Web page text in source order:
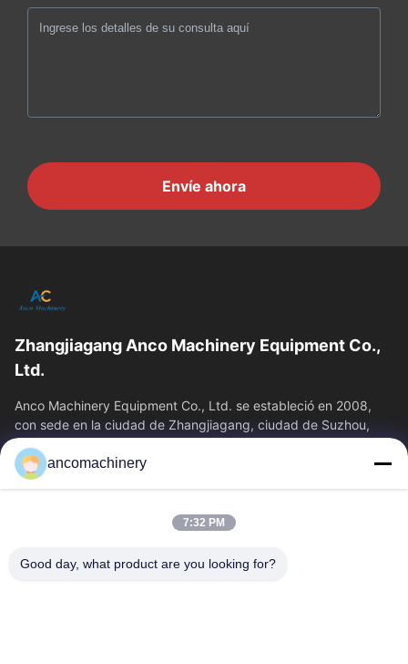
Envíe ahora
Zhangjiagang Anco Machinery Equipment Co.,
Ltd.
Anco Machinery Equipment Co., Ltd. se estableció en 2008,
con sede en la ciudad de Zhangjiagang, ciudad de Suzhou,
provincia de Jiangsu. Es una...
Enlaces Rápidos
Sobre Nosotros
Visita A La Fábrica
Control De Calidad
ancomachinery
7:32 PM
Good day, what product are you looking for?